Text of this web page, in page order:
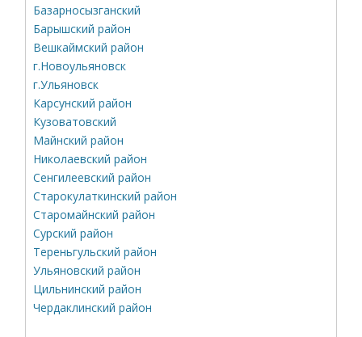
Базарносызганский
Барышский район
Вешкаймский район
г.Новоульяновск
г.Ульяновск
Карсунский район
Кузоватовский
Майнский район
Николаевский район
Сенгилеевский район
Старокулаткинский район
Старомайнский район
Сурский район
Тереньгульский район
Ульяновский район
Цильнинский район
Чердаклинский район